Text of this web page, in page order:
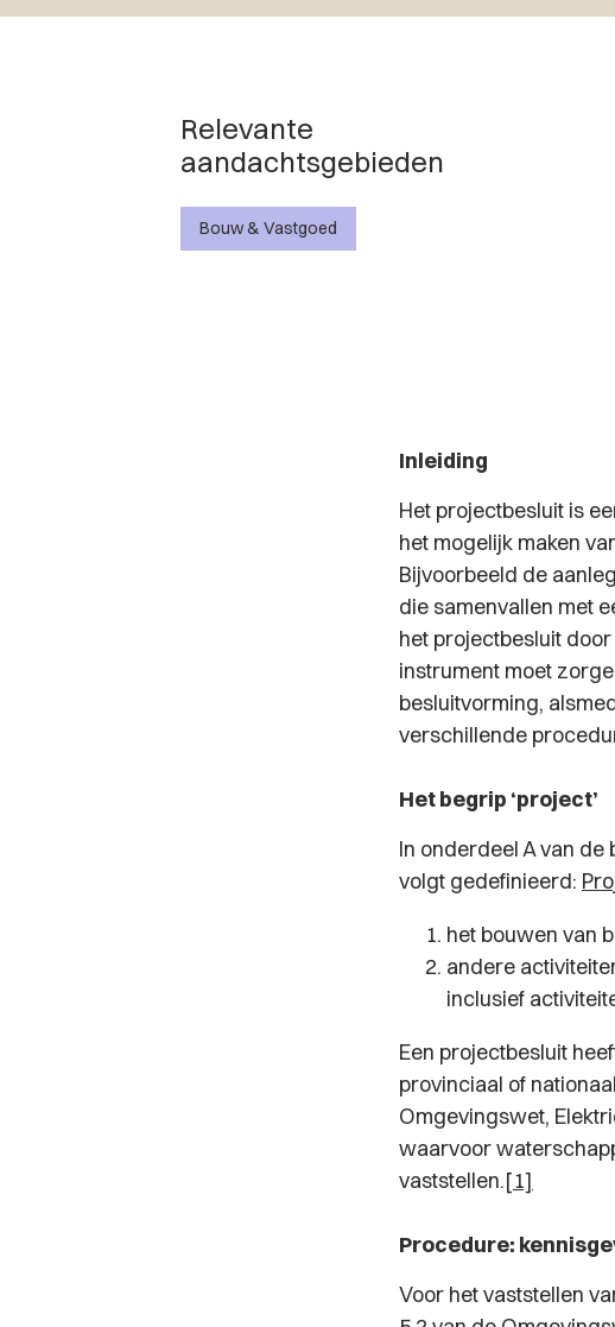
Relevante
aandachtsgebieden
Bouw & Vastgoed
Inleiding
Het projectbesluit is
het mogelijk maken
Bijvoorbeeld de
die samenvallen met
het projectbesluit
instrument moet
besluitvorming,
verschillende
Het begrip ‘project’
In onderdeel A van de
volgt gedefinieerd:
het bouwen van
andere
inclusief
Een projectbesluit
provinciaal of
Omgevingswet,
waarvoor
vaststellen.[1]
Procedure:
Voor het vaststellen